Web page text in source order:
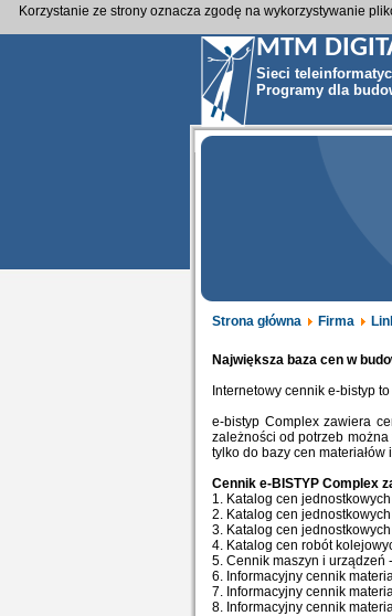
MTM
Sieci
Programy dla
Strona główna Firma
Największa baza cen w
Internetowy cennik e-bistyp
e-bistyp Complex zawiera
zależności od potrzeb
tylko do bazy cen materiałów
Cennik e-BISTYP Complex
1. Katalog cen
2. Katalog cen
3. Katalog cen
4. Katalog cen robót
5. Cennik maszyn i urządzeń
6. Informacyjny cennik
7. Informacyjny cennik
8. Informacyjny cennik
Korzystanie ze strony oznacza zgodę na wykorzystywanie